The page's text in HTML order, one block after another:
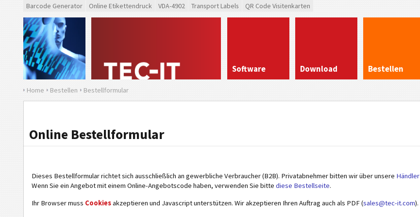
Barcode Generator Online Etikettendruck VDA-4902 Transport Labels QR Code Visitenkarten
Software Download Bestellen
Home Bestellen Bestellformular
Online Bestellformular
Dieses Bestellformular richtet sich ausschließlich an gewerbliche Verbraucher (B2B). Privatabnehmer bitten wir über unsere Händler
Wenn Sie ein Angebot mit einem Online-Angebotscode haben, verwenden Sie bitte diese Bestellseite.
Ihr Browser muss Cookiesakzeptieren und Javascript unterstützen. Wir akzeptieren Ihren Auftrag auch als PDF (sales@tec-it.com).